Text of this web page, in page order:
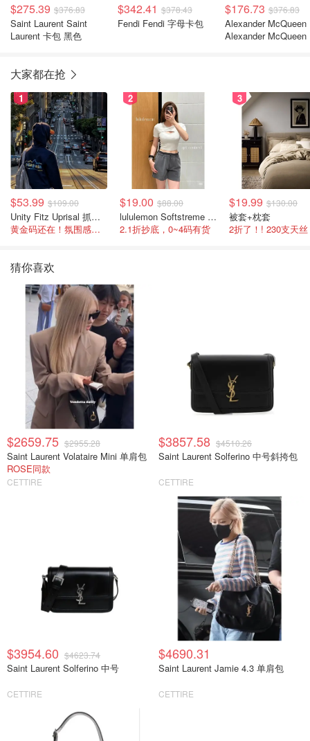
$275.39 $376.83
Saint Laurent Saint
Laurent 卡包 黑色
$342.41 $378.43
Fendi Fendi 字母卡包
$176.73 $376.83
Alexander McQueen
Alexander McQueen
大家都在抢
1
$53.99 $109.00
Unity Fitz Uprisal 抓绒卫衣
黄金码还在！氛围感之神
2
$19.00 $88.00
lululemon Softstreme 女士高腰短裤 10cm
2.1折抄底，0~4码有货
3
$19.99 $130.00
被套+枕套
2折了！! 230支天丝
猜你喜欢
$2659.75 $2955.28
Saint Laurent Volataire Mini 单肩包
ROSE同款
CETTIRE
$3857.58 $4510.26
Saint Laurent Solferino 中号斜挎包
CETTIRE
$3954.60 $4623.74
Saint Laurent Solferino 中号
CETTIRE
$4690.31
Saint Laurent Jamie 4.3 单肩包
CETTIRE